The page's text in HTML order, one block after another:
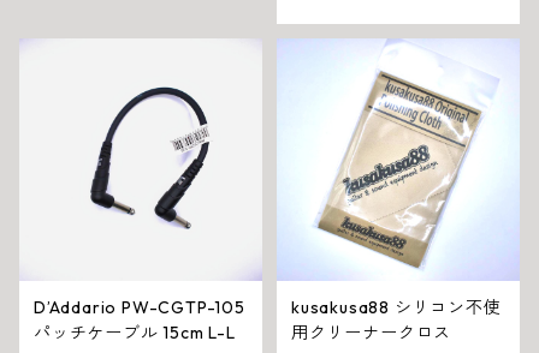
D’Addario PW-CGTP-105
パッチケーブル 15cm L-L
kusakusa88 シリコン不使
用クリーナークロス